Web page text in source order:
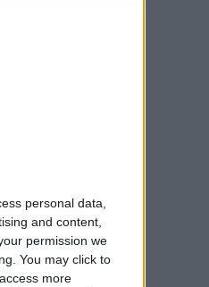
personal data,
and content,
permission we
You may click to
more